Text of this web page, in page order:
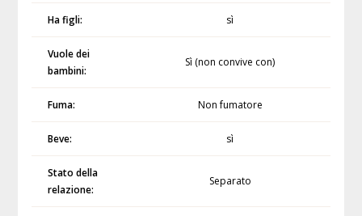
Ha figli: sì
Vuole dei
bambini:
Sì (non convive con)
Fuma: Non fumatore
Beve: sì
Stato della
relazione:
Separato